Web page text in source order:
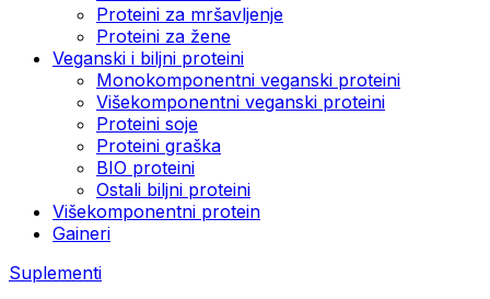
Proteini za mršavljenje
Proteini za žene
Veganski i biljni proteini
Monokomponentni veganski proteini
Višekomponentni veganski proteini
Proteini soje
Proteini graška
BIO proteini
Ostali biljni proteini
Višekomponentni protein
Gaineri
Suplementi